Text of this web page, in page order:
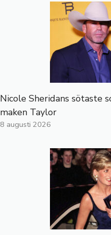
Nicole Sheridans sötaste
maken Taylor
8 augusti 2026